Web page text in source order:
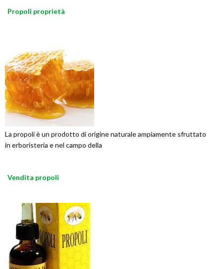
Propoli proprietà
La propoli è un prodotto di origine naturale ampiamente sfruttato
in erboristeria e nel campo della
Vendita propoli